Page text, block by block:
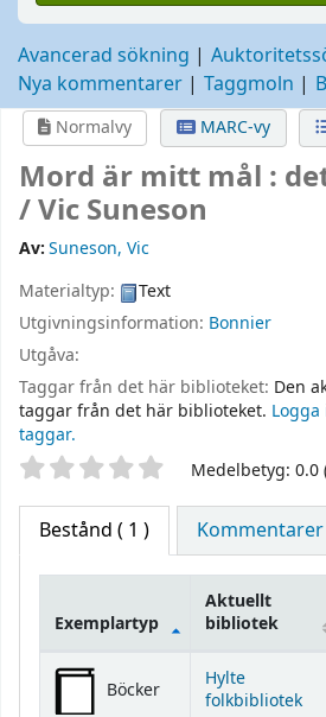
Avancerad sökning
Nya kommentarer
Taggmoln
Normalvy MARC-vy
Mord är mitt mål :
/Vic Suneson
Av:Suneson, Vic
Materialtyp:
Text
Utgivningsinformation: Bonnier
Utgåva:
Taggar från det här biblioteket: Den
taggar från det här biblioteket.
taggar.
Betyg Medelbetyg: 0.0
Bestånd ( 1 ) Kommentarer
Bestånd
Exemplartyp
Aktuellt
bibliotek
Böcker
Hylte
folkbibliotek